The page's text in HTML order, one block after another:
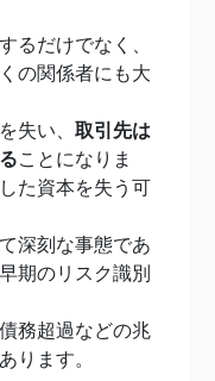
るだけでなく、
の関係者にも大
失い、 取引先は
ことになりま
た資本を失う可
深刻な事態であ
期のリスク識別
務超過などの兆
ります。